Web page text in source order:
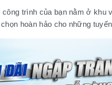
trình của bạn nằm ở
hoàn hảo cho những